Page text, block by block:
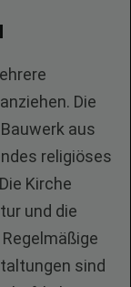
Die
aus
religiöses
Kirche
und die
sind